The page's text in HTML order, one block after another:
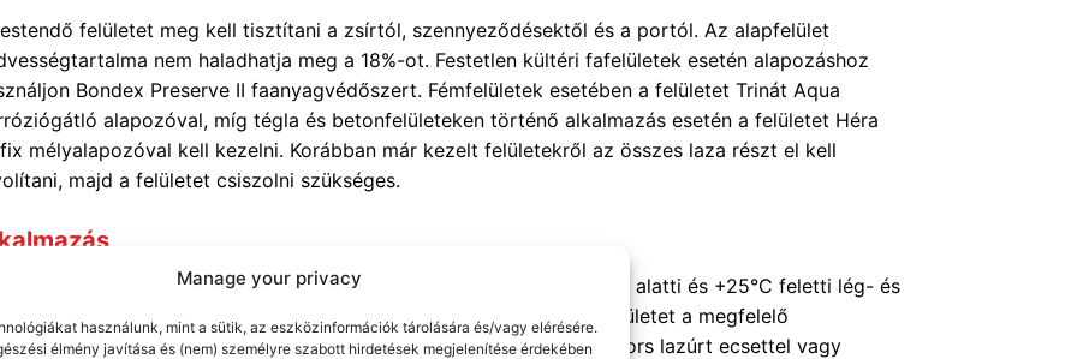
Manage your privacy
használunk, mint a sütik, az eszközinformációk tárolására és/vagy elérésére.
élmény javítása és (nem) személyre szabott hirdetések megjelenítése érdekében
felületet meg kell tisztítani a zsírtól, szennyeződésektől és a portól. Az alapfelület
nem haladhatja meg a 18%-ot. Festetlen kültéri fafelületek esetén alapozáshoz
Bondex Preserve II faanyagvédőszert. Fémfelületek esetében a felületet Trinát Aqua
alapozóval, míg tégla és betonfelületeken történő alkalmazás esetén a felületet Héra
mélyalapozóval kell kezelni. Korábban már kezelt felületekről az összes laza részt el kell
majd a felületet csiszolni szükséges.
előtt alaposan fel kell keverni! A terméket ne használja +10°C alatti és +25°C feletti lég- és
esetében. A termék felvitele előtt kezelje az adott felületet a megfelelő
majd vigyen fel 2-3 réteg hígítatlan Bondex Garden Colors lazúrt ecsettel vagy